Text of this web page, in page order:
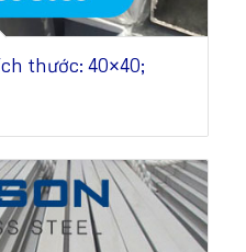
thước: 40×40;